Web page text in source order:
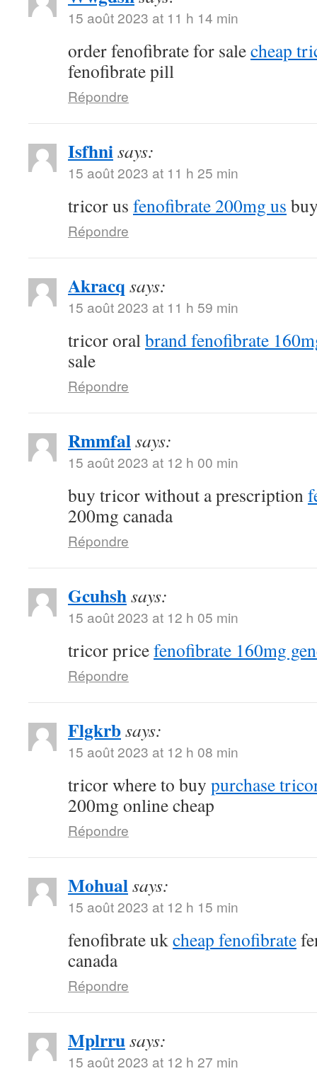
15 août 2023 at 11 h 14 min
order fenofibrate for salecheap
fenofibrate pill
Répondre
Isfhnisays:
15 août 2023 at 11 h 25 min
tricor us fenofibrate 200mg us
Répondre
Akracq says:
15 août 2023 at 11 h 59 min
tricor oralbrand fenofibrate
sale
Répondre
Rmmfalsays:
15 août 2023 at 12 h 00 min
buy tricor without a prescription
200mg canada
Répondre
Gcuhshsays:
15 août 2023 at 12 h 05 min
tricor pricefenofibrate 160mg
Répondre
Flgkrbsays:
15 août 2023 at 12 h 08 min
tricor where to buy purchase
200mg online cheap
Répondre
Mohualsays:
15 août 2023 at 12 h 15 min
fenofibrate ukcheap fenofibrate
canada
Répondre
Mplrrusays:
15 août 2023 at 12 h 27 min